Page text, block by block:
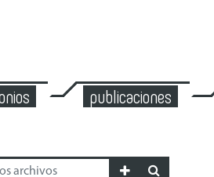
publicaciones